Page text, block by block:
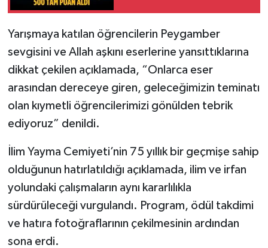
Yarışmaya katılan öğrencilerin Peygamber
sevgisini ve Allah aşkını eserlerine yansıttıklarına
dikkat çekilen açıklamada, “Onlarca eser
arasından dereceye giren, geleceğimizin teminatı
olan kıymetli öğrencilerimizi gönülden tebrik
ediyoruz” denildi.
İlim Yayma Cemiyeti’nin 75 yıllık bir geçmişe sahip
olduğunun hatırlatıldığı açıklamada, ilim ve irfan
yolundaki çalışmaların aynı kararlılıkla
sürdürüleceği vurgulandı. Program, ödül takdimi
ve hatıra fotoğraflarının çekilmesinin ardından
sona erdi.